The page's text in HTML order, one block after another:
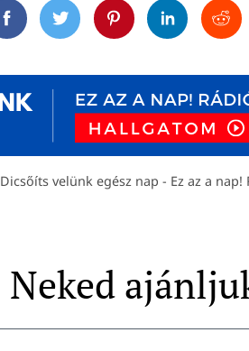
FacebookTwitterPinterestLinkedin
Dicsőíts velünk egész nap - Ez az a nap!
Neked